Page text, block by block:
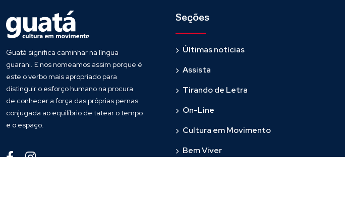
Guatá significa caminhar na língua
guarani. E nos nomeamos assim porque é
este o verbo mais apropriado para
distinguir o esforço humano na procura
de conhecer a força das próprias pernas
conjugada ao equilíbrio de tatear o tempo
e o espaço.
Seções
Últimas notícias
Assista
Tirando de Letra
On-Line
Cultura em Movimento
Bem Viver